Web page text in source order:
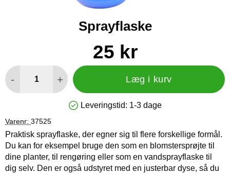
Sprayflaske
pris
25 kr
- + Læg i kurv
Produkttilgængelighed: På lager
Leveringstid: 1-3 dage
Varenr: 37525
Praktisk sprayflaske, der egner sig til flere forskellige formål.
Du kan for eksempel bruge den som en blomstersprøjte til
dine planter, til rengøring eller som en vandsprayflaske til
dig selv. Den er også udstyret med en justerbar dyse, så du